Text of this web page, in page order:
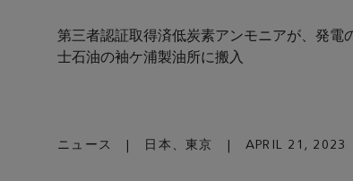
第三者認証取得済低炭素アンモニアが、発電
士石油の袖ケ浦製油所に搬入
ニュース 日本、東京 APRIL 21, 2023